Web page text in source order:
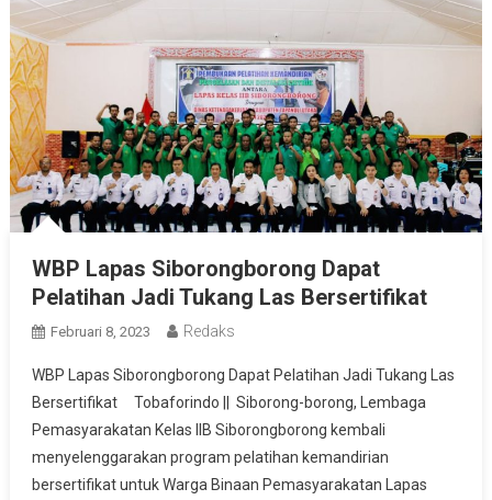
WBP Lapas Siborongborong Dapat
Pelatihan Jadi Tukang Las Bersertifikat
Februari 8, 2023 Redaks
WBP Lapas Siborongborong Dapat Pelatihan Jadi Tukang Las
Bersertifikat Tobaforindo || Siborong-borong, Lembaga
Pemasyarakatan Kelas IIB Siborongborong kembali
menyelenggarakan program pelatihan kemandirian
bersertifikat untuk Warga Binaan Pemasyarakatan Lapas